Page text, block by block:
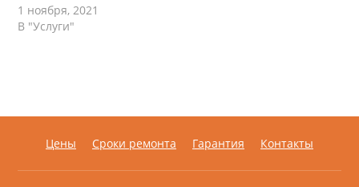
1 ноября, 2021
В "Услуги"
Цены Сроки ремонта Гарантия Контакты